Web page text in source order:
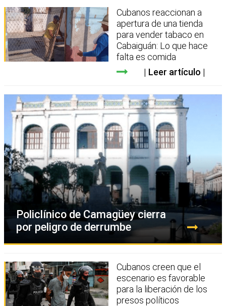
Cubanos reaccionan a
apertura de una tienda
para vender tabaco en
Cabaiguán: Lo que hace
falta es comida
Leer artículo
Policlínico de Camagüey cierra
por peligro de derrumbe
Cubanos creen que el
escenario es favorable
para la liberación de los
presos políticos